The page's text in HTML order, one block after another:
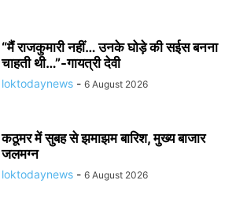
“मैं राजकुमारी नहीं… उनके घोड़े की सईस बनना
चाहती थी…”-गायत्री देवी
loktodaynews - 6 August 2026
कठूमर में सुबह से झमाझम बारिश, मुख्य बाजार
जलमग्न
loktodaynews - 6 August 2026